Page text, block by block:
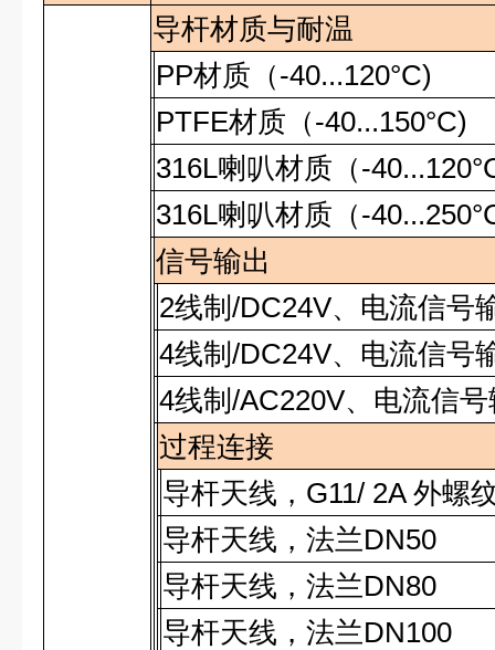
导杆材质与耐温
PP材质（-40...120°C)
PTFE材质（-40...150°C)
316L喇叭材质（-
316L喇叭材质（-
信号输出
2线制 /DC24V、电流信号
4线制 /DC24V、电流信号
4线制 /AC220V、电流信
过程连接
导杆天线， G11/ 2A外螺
导杆天线，法兰DN50
导杆天线，法兰DN80
导杆天线，法兰DN100